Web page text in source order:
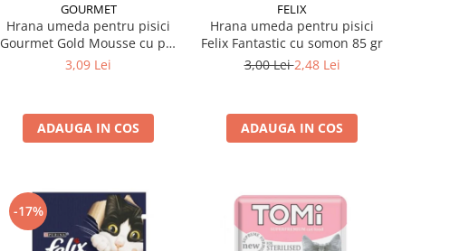
GOURMET
Hrana umeda pentru pisici
Gourmet Gold Mousse cu pui
85 gr
3,09 Lei
ADAUGA IN COS
FELIX
Hrana umeda pentru pisici
Felix Fantastic cu somon 85 gr
3,00 Lei2,48 Lei
ADAUGA IN COS
-17%